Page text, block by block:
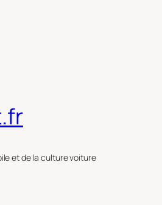
et de la culture voiture